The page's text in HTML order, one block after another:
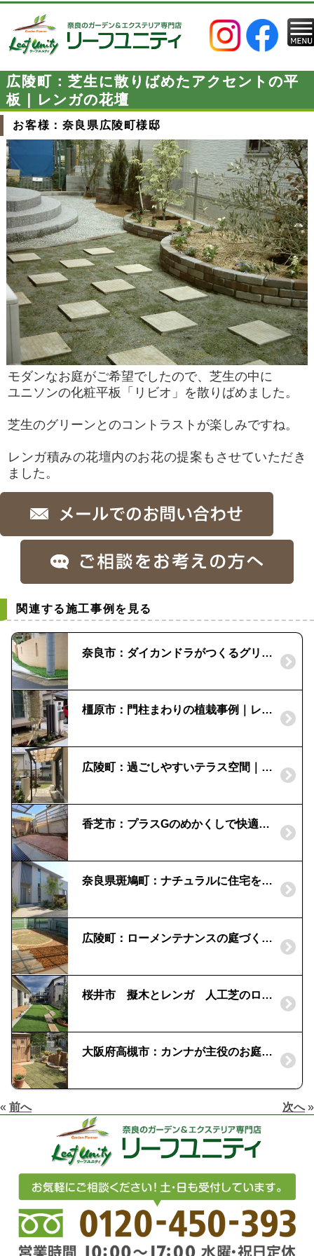
広陵町：芝生に散りばめたアクセントの平
板｜レンガの花壇
お客様：奈良県広陵町様邸
モダンなお庭がご希望でしたので、芝生の中に
ユニソンの化粧平板「リビオ」を散りばめました。
芝生のグリーンとのコントラストが楽しみですね。
レンガ積みの花壇内のお花の提案もさせていただき
ました。
関連する施工事例を見る
奈良市：ダイカンドラがつくるグリーンの縁取り|グランドカバー
橿原市：門柱まわりの植栽事例｜レンガで花壇を
広陵町：過ごしやすいテラス空間｜三協アルミ「ナチュレ」
香芝市：プラスGのめかくしで快適ガーデン
奈良県斑鳩町：ナチュラルに住宅を彩る外構
広陵町：ローメンテナンスの庭づくり｜乱石貼りとレンガチップ敷
桜井市 擬木とレンガ 人工芝のローメンテナンスなお庭
大阪府高槻市：カンナが主役のお庭デザイン｜レンガの花台と立水栓
« 前へ 次へ»